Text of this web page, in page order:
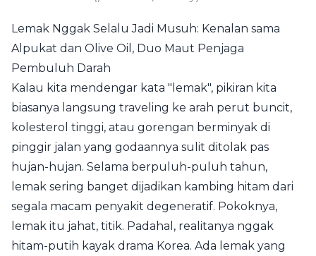
Lemak Nggak Selalu Jadi Musuh: Kenalan sama
Alpukat dan Olive Oil, Duo Maut Penjaga
Pembuluh Darah
Kalau kita mendengar kata "lemak", pikiran kita
biasanya langsung traveling ke arah perut buncit,
kolesterol tinggi, atau gorengan berminyak di
pinggir jalan yang godaannya sulit ditolak pas
hujan-hujan. Selama berpuluh-puluh tahun,
lemak sering banget dijadikan kambing hitam dari
segala macam penyakit degeneratif. Pokoknya,
lemak itu jahat, titik. Padahal, realitanya nggak
hitam-putih kayak drama Korea. Ada lemak yang